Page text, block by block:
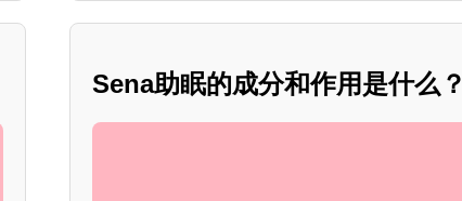
Sena助眠的成分和作用是什么？